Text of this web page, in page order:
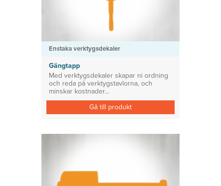
Enstaka verktygsdekaler
Gängtapp
Med verktygsdekaler skapar ni ordning
och reda på verktygstavlorna, och
minskar kostnader...
Gå till produkt